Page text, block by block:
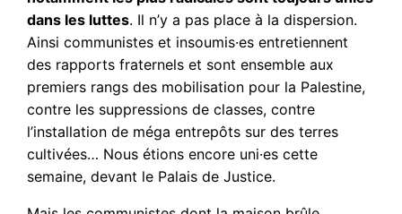
dans les luttes. Il n’y a pas place à la dispersion.
Ainsi communistes et insoumis·es entretiennent
des rapports fraternels et sont ensemble aux
premiers rangs des mobilisation pour la Palestine,
contre les suppressions de classes, contre
l’installation de méga entrepôts sur des terres
cultivées… Nous étions encore uni·es cette
semaine, devant le Palais de Justice.